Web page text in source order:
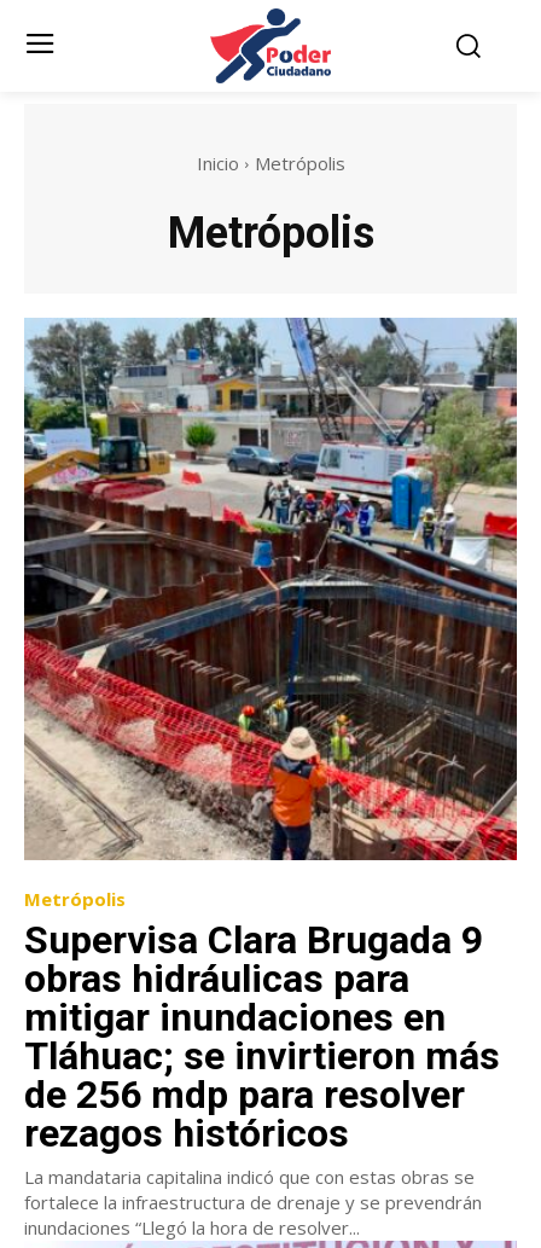
Inicio Metrópolis
Metrópolis
Metrópolis
Supervisa Clara Brugada 9
obras hidráulicas para
mitigar inundaciones en
Tláhuac; se invirtieron más
de 256 mdp para resolver
rezagos históricos
La mandataria capitalina indicó que con estas obras se
fortalece la infraestructura de drenaje y se prevendrán
inundaciones “Llegó la hora de resolver...